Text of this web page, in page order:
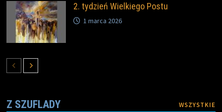
2. tydzień Wielkiego Postu
1 marca 2026
Z SZUFLADY WSZYSTKIE